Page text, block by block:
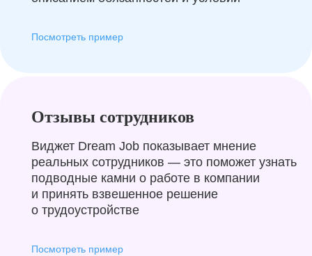
Посмотреть пример
Отзывы сотрудников
Виджет Dream Job показывает мнение
реальных сотрудников — это поможет узнать
подводные камни о работе в компании
и принять взвешенное решение
о трудоустройстве
Посмотреть пример